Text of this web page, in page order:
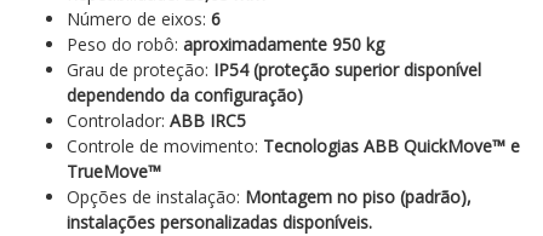
Número de eixos: 6
Peso do robô: aproximadamente 950 kg
Grau de proteção: IP54 (proteção superior disponível
dependendo da configuração)
Controlador: ABB IRC5
Controle de movimento: Tecnologias ABB QuickMove™ e
TrueMove™
Opções de instalação: Montagem no piso (padrão),
instalações personalizadas disponíveis.